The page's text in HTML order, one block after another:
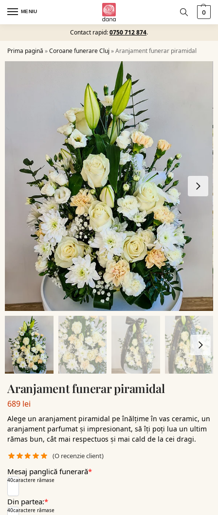
MENIU 0
Contact rapid:0750 712 874.
Prima pagină »Coroane funerare Cluj »Aranjament funerar piramidal
Aranjament funerar piramidal
689 lei
Alege un aranjament piramidal pe înălțime în vas ceramic, un
aranjament parfumat și impresionant, să îți poți lua un ultim
rămas bun, cât mai respectuos și mai cald de la cei dragi.
(O recenzie client)
*
Mesaj panglică funerară
40caractere rămase
*
Din partea:
40caractere rămase